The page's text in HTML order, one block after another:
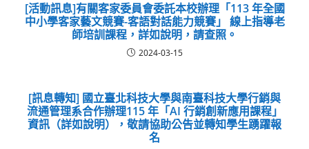
[活動訊息]有關客家委員會委託本校辦理「113 年全國
中小學客家藝文競賽-客語對話能力競賽」 線上指導老
師培訓課程，詳如說明，請查照。
2024-03-15
[訊息轉知] 國立臺北科技大學與南臺科技大學行銷與
流通管理系合作辦理115 年「AI 行銷創新應用課程」
資訊（詳如說明），敬請協助公告並轉知學生踴躍報
名